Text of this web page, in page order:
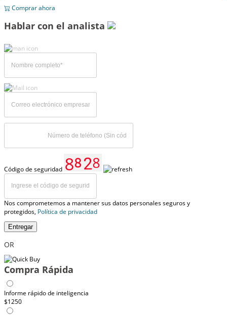
Comprar ahora
Hablar con el analista
Código de seguridad
Nos comprometemos a mantener sus datos personales seguros y
protegidos, Política de privacidad
Entregar
OR
Compra Rápida
Informe rápido de inteligencia
$1250